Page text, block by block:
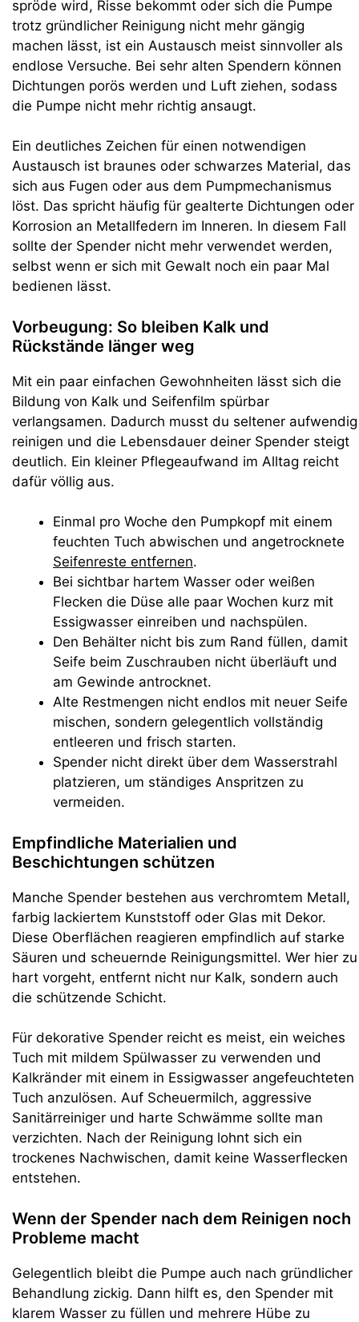
spröde wird, Risse bekommt oder sich die Pumpe
trotz gründlicher Reinigung nicht mehr gängig
machen lässt, ist ein Austausch meist sinnvoller als
endlose Versuche. Bei sehr alten Spendern können
Dichtungen porös werden und Luft ziehen, sodass
die Pumpe nicht mehr richtig ansaugt.
Ein deutliches Zeichen für einen notwendigen
Austausch ist braunes oder schwarzes Material, das
sich aus Fugen oder aus dem Pumpmechanismus
löst. Das spricht häufig für gealterte Dichtungen oder
Korrosion an Metallfedern im Inneren. In diesem Fall
sollte der Spender nicht mehr verwendet werden,
selbst wenn er sich mit Gewalt noch ein paar Mal
bedienen lässt.
Vorbeugung: So bleiben Kalk und
Rückstände länger weg
Mit ein paar einfachen Gewohnheiten lässt sich die
Bildung von Kalk und Seifenfilm spürbar
verlangsamen. Dadurch musst du seltener aufwendig
reinigen und die Lebensdauer deiner Spender steigt
deutlich. Ein kleiner Pflegeaufwand im Alltag reicht
dafür völlig aus.
Einmal pro Woche den Pumpkopf mit einem
feuchten Tuch abwischen und angetrocknete
Seifenreste entfernen.
Bei sichtbar hartem Wasser oder weißen
Flecken die Düse alle paar Wochen kurz mit
Essigwasser einreiben und nachspülen.
Den Behälter nicht bis zum Rand füllen, damit
Seife beim Zuschrauben nicht überläuft und
am Gewinde antrocknet.
Alte Restmengen nicht endlos mit neuer Seife
mischen, sondern gelegentlich vollständig
entleeren und frisch starten.
Spender nicht direkt über dem Wasserstrahl
platzieren, um ständiges Anspritzen zu
vermeiden.
Empfindliche Materialien und
Beschichtungen schützen
Manche Spender bestehen aus verchromtem Metall,
farbig lackiertem Kunststoff oder Glas mit Dekor.
Diese Oberflächen reagieren empfindlich auf starke
Säuren und scheuernde Reinigungsmittel. Wer hier zu
hart vorgeht, entfernt nicht nur Kalk, sondern auch
die schützende Schicht.
Für dekorative Spender reicht es meist, ein weiches
Tuch mit mildem Spülwasser zu verwenden und
Kalkränder mit einem in Essigwasser angefeuchteten
Tuch anzulösen. Auf Scheuermilch, aggressive
Sanitärreiniger und harte Schwämme sollte man
verzichten. Nach der Reinigung lohnt sich ein
trockenes Nachwischen, damit keine Wasserflecken
entstehen.
Wenn der Spender nach dem Reinigen noch
Probleme macht
Gelegentlich bleibt die Pumpe auch nach gründlicher
Behandlung zickig. Dann hilft es, den Spender mit
klarem Wasser zu füllen und mehrere Hübe zu